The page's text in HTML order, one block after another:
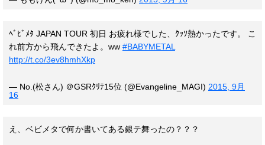
ﾍﾞﾋﾞﾒﾀ JAPAN TOUR 初日 お疲れ様でした、ｸｯｿ熱かったです。 こ
れ前方から飛んできたよ。ww #BABYMETAL
http://t.co/3ev8hmhXkp
— No.(松さん) ＠GSRｸﾘﾃ15位 (@Evangeline_MAGI) 2015, 9月
16
え、ベビメタで何か書いてある銀テ舞ったの？？？